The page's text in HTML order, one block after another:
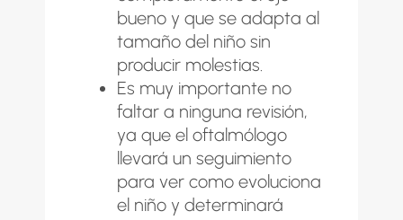
bueno y que se adapta al
tamaño del niño sin
producir molestias.
Es muy importante no
faltar a ninguna revisión,
ya que el oftalmólogo
llevará un seguimiento
para ver como evoluciona
el niño y determinará